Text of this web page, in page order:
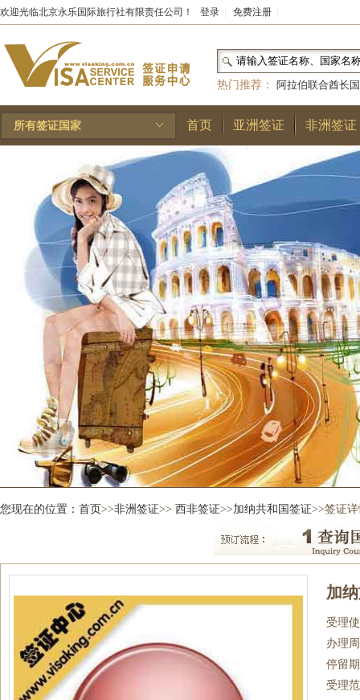
欢迎光临北京永乐国际旅行社有限责任公司！ 登录 免费注册
热门推荐：
阿拉伯联合酋长国
和国|布基纳法索|巴勒斯坦
林王国|安道尔公国|
所有签证国家 首页 亚洲签证 非洲签证
您现在的位置： 首页>>非洲签证>> 西非签证>>加纳共和国签证>>签证
加
受理
办理
停留
受理